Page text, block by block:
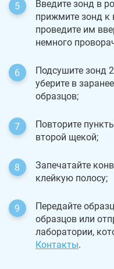
Введите зонд в
прижмите зонд к
проведите им
немного
Подсушите зонд
уберите в
образцов;
Повторите
второй щекой;
Запечатайте
клейкую полосу;
Передайте
образцов или
лаборатории,
Контакты.